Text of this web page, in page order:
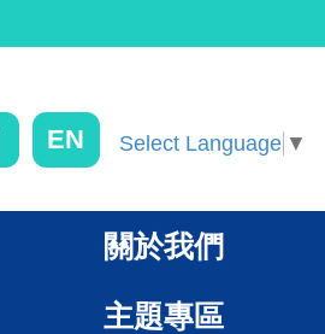
EN Select Language ▼
關於我們
主題專區